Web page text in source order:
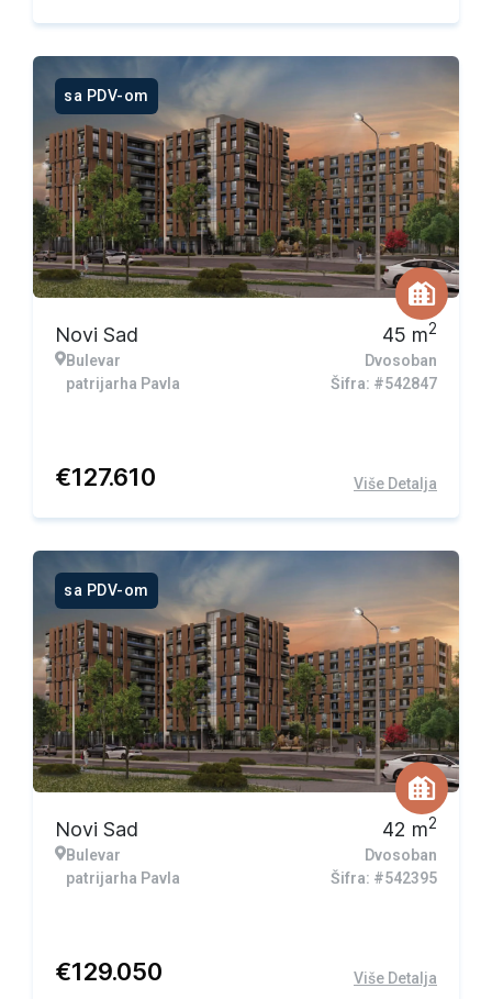
sa PDV-om
Novi Sad
Bulevar
patrijarha Pavla
45 m2
Dvosoban
Šifra: #542847
€127.610 Više Detalja
sa PDV-om
Novi Sad
Bulevar
patrijarha Pavla
42 m2
Dvosoban
Šifra: #542395
€129.050 Više Detalja